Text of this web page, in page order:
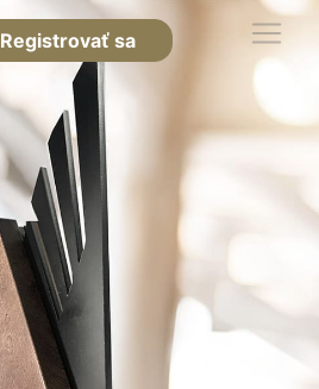
Registrovať sa